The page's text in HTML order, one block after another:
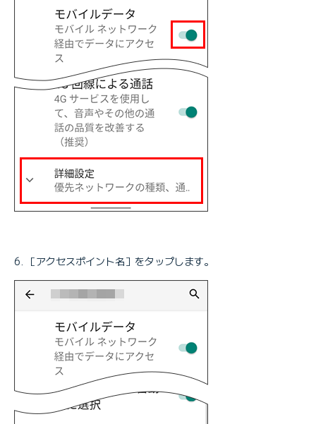
［アクセスポイント名］をタップします。